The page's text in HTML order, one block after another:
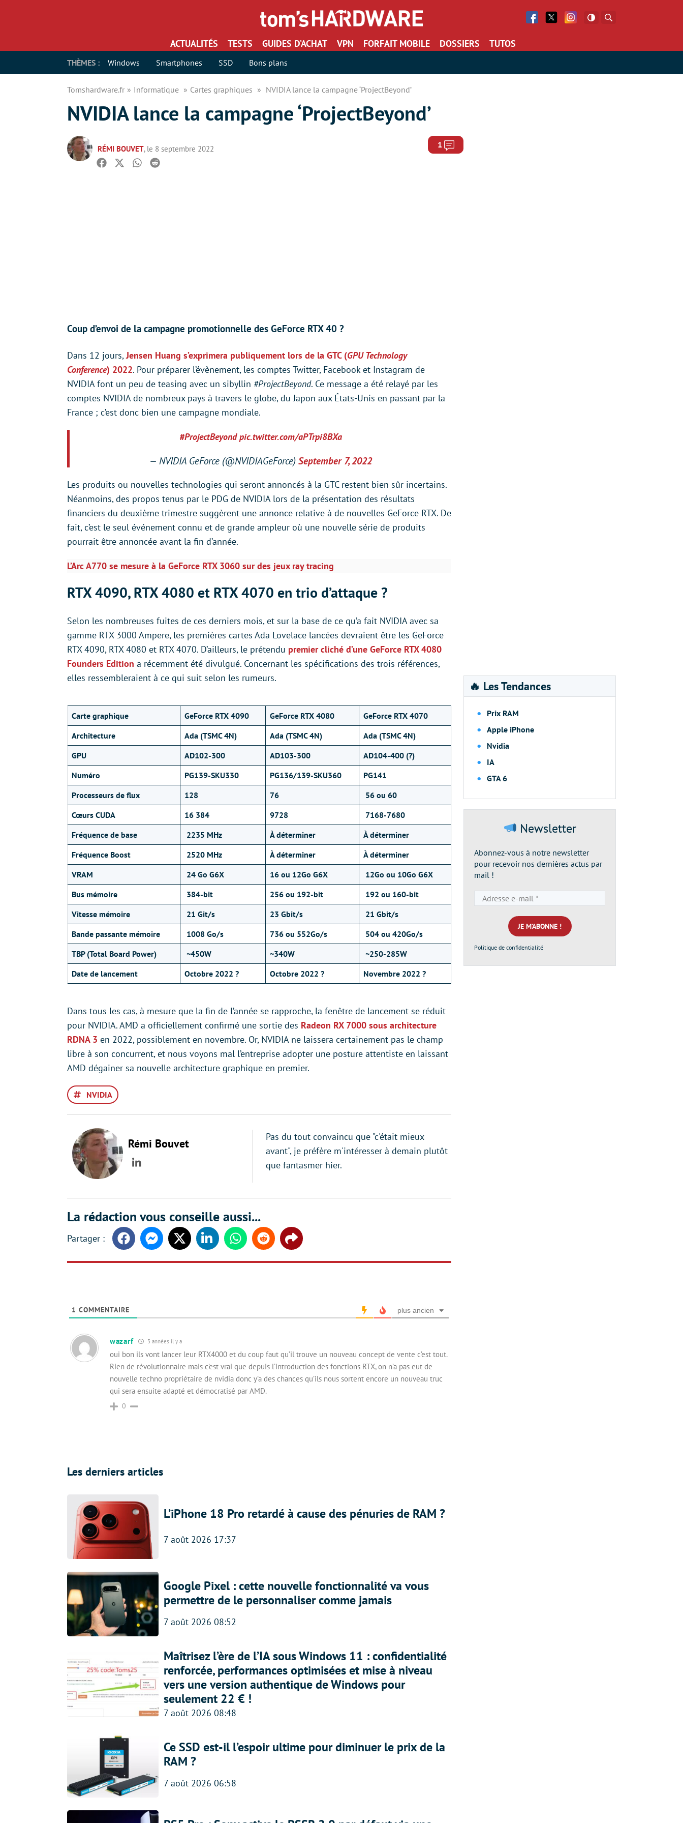
Facebook
Twitter Facebook
ACTUALITÉS TESTS GUIDES D’ACHAT VPN FORFAIT MOBILE DOSSIERS TUTOS
THÈMES : Windows Smartphones SSD Bons plans
Tomshardware.fr Informatique Cartes graphiques NVIDIA lance la campagne ‘ProjectBeyond’
NVIDIA lance la campagne ‘ProjectBeyond’
RÉMI BOUVET, le 8 septembre 2022 1 Commentaires
Facebook
TwitterWhatsapp
Reddit
Coup d’envoi de la campagne promotionnelle des GeForce RTX 40 ?
Dans 12 jours,Jensen Huang s’exprimera publiquement lors de la GTC (GPU Technology
Conference) 2022. Pour préparer l’évènement, les comptes Twitter, Facebook et Instagram de
NVIDIA font un peu de teasing avec un sibyllin #ProjectBeyond. Ce message a été relayé par les
comptes NVIDIA de nombreux pays à travers le globe, du Japon aux États-Unis en passant par la
France ; c’est donc bien une campagne mondiale.
#ProjectBeyond pic.twitter.com/aPTrpi8BXa
— NVIDIA GeForce (@NVIDIAGeForce) September 7, 2022
Les produits ou nouvelles technologies qui seront annoncés à la GTC restent bien sûr incertains.
Néanmoins, des propos tenus par le PDG de NVIDIA lors de la présentation des résultats
financiers du deuxième trimestre suggèrent une annonce relative à de nouvelles GeForce RTX. De
fait, c’est le seul événement connu et de grande ampleur où une nouvelle série de produits
pourrait être annoncée avant la fin d’année.
L’Arc A770 se mesure à la GeForce RTX 3060 sur des jeux ray tracing
RTX 4090, RTX 4080 et RTX 4070 en trio d’attaque ?
Selon les nombreuses fuites de ces derniers mois, et sur la base de ce qu’a fait NVIDIA avec sa
gamme RTX 3000 Ampere, les premières cartes Ada Lovelace lancées devraient être les GeForce
RTX 4090, RTX 4080 et RTX 4070. D’ailleurs, le prétendu premier cliché d’une GeForce RTX 4080
Founders Edition a récemment été divulgué. Concernant les spécifications des trois références,
elles ressembleraient à ce qui suit selon les rumeurs.
Carte graphique GeForce RTX 4090 GeForce RTX 4080
GeForce RTX 4070
Architecture
Ada (TSMC 4N) Ada (TSMC 4N)
Ada (TSMC 4N)
GPU
AD102-300 AD103-300
AD104-400 (?)
Numéro
PG139-SKU330 PG136/139-SKU360
PG141
Processeurs de flux
128 76
56 ou 60
Cœurs CUDA
16 384 9728
7168-7680
Fréquence de base
2235 MHz À déterminer
À déterminer
Fréquence Boost
2520 MHz À déterminer
À déterminer
VRAM
24 Go G6X 16 ou 12Go G6X
12Go ou 10Go G6X
Bus mémoire
384-bit 256 ou 192-bit
192 ou 160-bit
Vitesse mémoire
21 Git/s 23 Gbit/s
21 Gbit/s
Bande passante mémoire
1008 Go/s 736 ou 552Go/s
504 ou 420Go/s
TBP (Total Board Power)
~450W ~340W
~250-285W
Date de lancement
Octobre 2022 ? Octobre 2022 ? Novembre 2022 ?
Dans tous les cas, à mesure que la fin de l’année se rapproche, la fenêtre de lancement se réduit
pour NVIDIA. AMD a officiellement confirmé une sortie des Radeon RX 7000 sous architecture
RDNA 3 en 2022, possiblement en novembre. Or, NVIDIA ne laissera certainement pas le champ
libre à son concurrent, et nous voyons mal l’entreprise adopter une posture attentiste en laissant
AMD dégainer sa nouvelle architecture graphique en premier.
NVIDIA
Rémi Bouvet
LinkedIn
Pas du tout convaincu que "c'était mieux
avant", je préfère m'intéresser à demain plutôt
que fantasmer hier.
La rédaction vous conseille aussi...
FacebookMessengerTwitter LinkedinWhatsappReddit Share
1 COMMENTAIRE plus ancien
wazarf 3 années il y a
oui bon ils vont lancer leur RTX4000 et du coup faut qu’il trouve un nouveau concept de vente c’est tout.
Rien de révolutionnaire mais c’est vrai que depuis l’introduction des fonctions RTX, on n’a pas eut de
nouvelle techno propriétaire de nvidia donc y’a des chances qu’ils nous sortent encore un nouveau truc
qui sera ensuite adapté et démocratisé par AMD.
0
Les derniers articles
L’iPhone 18 Pro retardé à cause des pénuries de RAM ?
7 août 2026 17:37
Google Pixel : cette nouvelle fonctionnalité va vous
permettre de le personnaliser comme jamais
7 août 2026 08:52
Maîtrisez l’ère de l’IA sous Windows 11 : confidentialité
renforcée, performances optimisées et mise à niveau
vers une version authentique de Windows pour
seulement 22 € !
7 août 2026 08:48
Ce SSD est-il l’espoir ultime pour diminuer le prix de la
RAM ?
7 août 2026 06:58
🔥 Les Tendances
Prix RAM
Apple iPhone
Nvidia
IA
GTA 6
Newsletter
Abonnez-vous à notre newsletter
pour recevoir nos dernières actus par
mail !
e-
mail
*
Politique de confidentialité